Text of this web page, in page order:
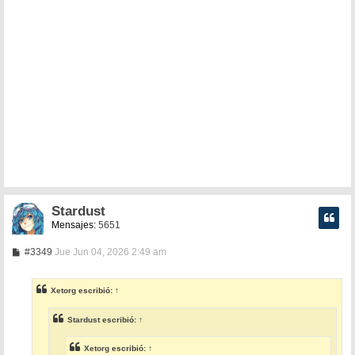
Stardust
Mensajes: 5651
#3349M
a
j
e
Jue Jun 04, 2026 2:49 am
Xetorg escribió: ↑
Stardustescribió: ↑
Xetorg escribió: ↑